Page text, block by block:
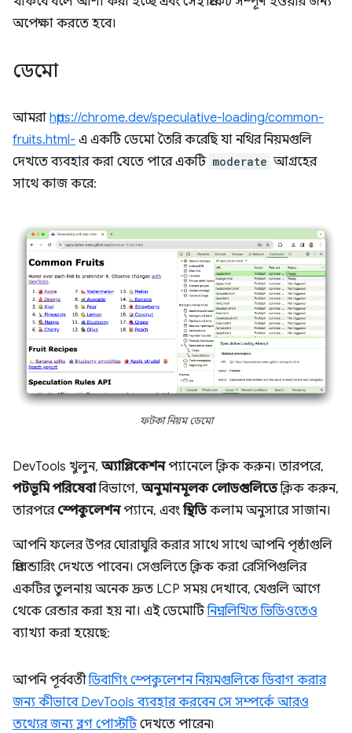
অপেক্ষা করতে হবে।
ডেমো
আমরা https://chrome.dev/speculative-loading/common-
fruits.html- এ একটি ডেমো তৈরি করেছি যা নথির নিয়মগুলি
দেখতে ব্যবহার করা যেতে পারে একটি moderate আগ্রহের
সাথে কাজ করে:
ফটকা নিয়ম ডেমো
DevTools খুলুন, অ্যাপ্লিকেশনপ্যানেলে ক্লিক করুন। তারপরে,
পটভূমি পরিষেবাবিভাগে, অনুমানমূলক লোডগুলিতেক্লিক করুন,
তারপরে স্পেকুলেশনপ্যানে, এবংস্থিতিকলাম অনুসারে সাজান।
আপনি ফলের উপর ঘোরাঘুরি করার সাথে সাথে আপনি পৃষ্ঠাগুলি
প্রিরেন্ডারিং দেখতে পাবেন। সেগুলিতে ক্লিক করা রেসিপিগুলির
একটির তুলনায় অনেক দ্রুত LCP সময় দেখাবে, যেগুলি আগে
থেকে রেন্ডার করা হয় না। এই ডেমোটিনিম্নলিখিত ভিডিওতেও
ব্যাখ্যা করা হয়েছে:
আপনি পূর্ববর্তীডিবাগিং স্পেকুলেশন নিয়মগুলিকে ডিবাগ করার
জন্য কীভাবে DevTools ব্যবহার করবেন সে সম্পর্কে আরও
তথ্যের জন্য ব্লগ পোস্টটিদেখতে পারেন৷